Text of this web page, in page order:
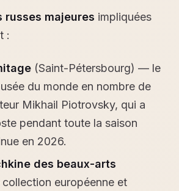
russes majeures impliquées
:
(Saint-Pétersbourg) — le
du monde en nombre de
Mikhail Piotrovsky, qui a
pendant toute la saison
en 2026.
des beaux-arts
européenne et